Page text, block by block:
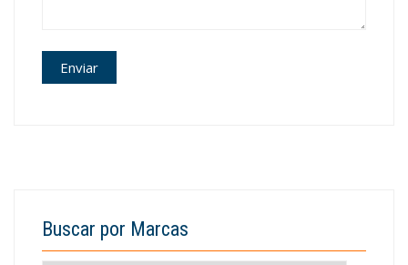
Buscar por Marcas